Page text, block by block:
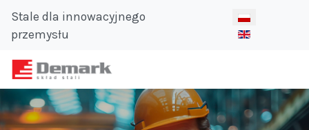
Stale dla innowacyjnego
przemysłu
Wybierz swój